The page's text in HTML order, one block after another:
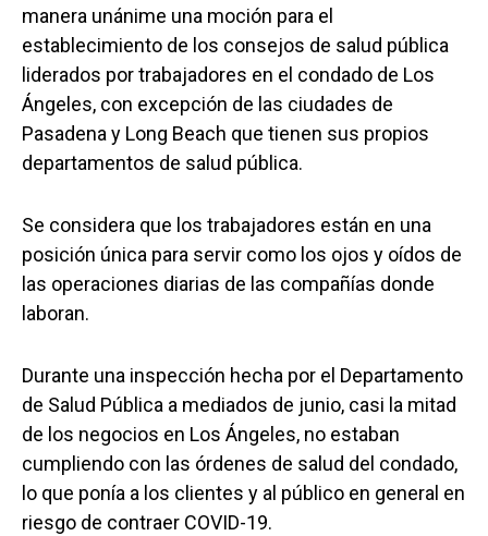
manera unánime una moción para el
establecimiento de los consejos de salud pública
liderados por trabajadores en el condado de Los
Ángeles, con excepción de las ciudades de
Pasadena y Long Beach que tienen sus propios
departamentos de salud pública.
Se considera que los trabajadores están en una
posición única para servir como los ojos y oídos de
las operaciones diarias de las compañías donde
laboran.
Durante una inspección hecha por el Departamento
de Salud Pública a mediados de junio, casi la mitad
de los negocios en Los Ángeles, no estaban
cumpliendo con las órdenes de salud del condado,
lo que ponía a los clientes y al público en general en
riesgo de contraer COVID-19.